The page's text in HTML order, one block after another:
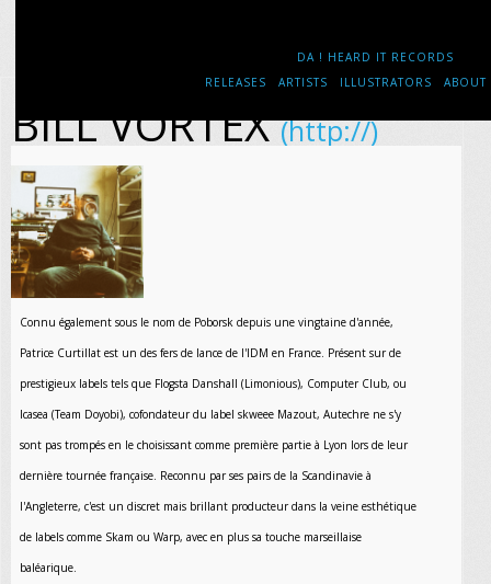
DA ! HEARD IT RECORDS
RELEASES
ARTISTS ILLUSTRATORS ABOUT
BILL VORTEX(http://)
Connu également sous le nom de Poborsk depuis une vingtaine d'année,
Patrice Curtillat est un des fers de lance de l'IDM en France. Présent sur de
prestigieux labels tels que Flogsta Danshall (Limonious), Computer Club, ou
Icasea (Team Doyobi), cofondateur du label skweee Mazout, Autechre ne s'y
sont pas trompés en le choisissant comme première partie à Lyon lors de leur
dernière tournée française. Reconnu par ses pairs de la Scandinavie à
l'Angleterre, c'est un discret mais brillant producteur dans la veine esthétique
de labels comme Skam ou Warp, avec en plus sa touche marseillaise
baléarique.